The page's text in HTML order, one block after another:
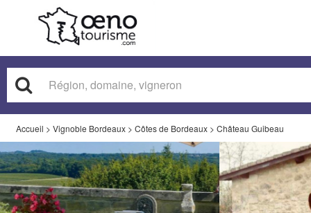
Accueil > Vignoble Bordeaux > Côtes de Bordeaux > Château Guibeau